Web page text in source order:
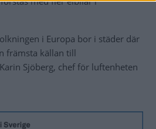
i Europa bor i städer där
främsta källan till
Sjöberg, chef för luftenheten